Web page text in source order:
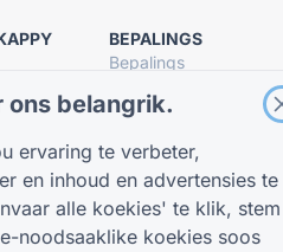
BEPALINGS
Bepalings
Koekie-instellings
ons belangrik.
ervaring te verbeter,
en inhoud en advertensies te
alle koekies' te klik, stem
noodsaaklike koekies soos